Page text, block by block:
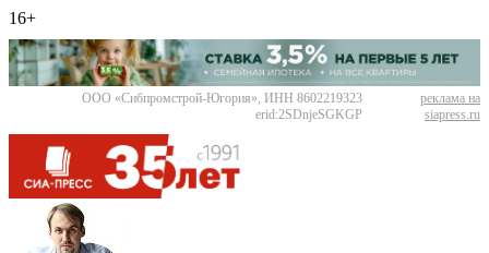
16+
ООО «Сибпромстрой-Югория», ИНН 8602219323
erid:2SDnjeSGKGP
реклама на
siapress.ru